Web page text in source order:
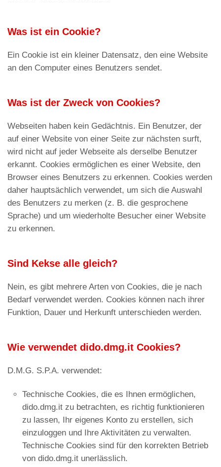
Was ist ein Cookie?
Ein Cookie ist ein kleiner Datensatz, den eine Website
an den Computer eines Benutzers sendet.
Was ist der Zweck von Cookies?
Webseiten haben kein Gedächtnis. Ein Benutzer, der
auf einer Website von einer Seite zur nächsten surft,
wird nicht auf jeder Webseite als derselbe Benutzer
erkannt. Cookies ermöglichen es einer Website, den
Browser eines Benutzers zu erkennen. Cookies werden
daher hauptsächlich verwendet, um sich die Auswahl
des Benutzers zu merken (z. B. die gesprochene
Sprache) und um wiederholte Besucher einer Website
zu erkennen.
Sind Kekse alle gleich?
Nein, es gibt mehrere Arten von Cookies, die je nach
Bedarf verwendet werden. Cookies können nach ihrer
Funktion, Dauer und Herkunft unterschieden werden.
Wie verwendet dido.dmg.it Cookies?
D.M.G. S.P.A. verwendet:
Technische Cookies, die es Ihnen ermöglichen,
dido.dmg.it zu betrachten, es richtig funktionieren
zu lassen, Ihr eigenes Konto zu erstellen, sich
einzuloggen und Ihre Aktivitäten zu verwalten.
Technische Cookies sind für den korrekten Betrieb
von dido.dmg.it unerlässlich.